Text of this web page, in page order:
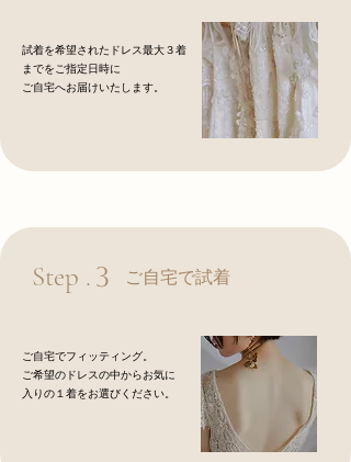
試着を希望されたドレス最大３着
までをご指定日時に
ご自宅へお届けいたします。
Step .3 ご自宅で試着
ご自宅でフィッティング。
​ご希望のドレスの中からお気に
入りの１着をお選びください。